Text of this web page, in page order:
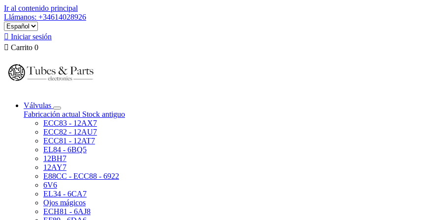
Ir al contenido principal
Llámanos: +34614028926
 Iniciar sesión
 Carrito 0
Válvulas
Fabricación actual Stock antiguo
ECC83 - 12AX7
ECC82 - 12AU7
ECC81 - 12AT7
EL84 - 6BQ5
12BH7
12AY7
E88CC - ECC88 - 6922
6V6
EL34 - 6CA7
Ojos mágicos
ECH81 - 6AJ8